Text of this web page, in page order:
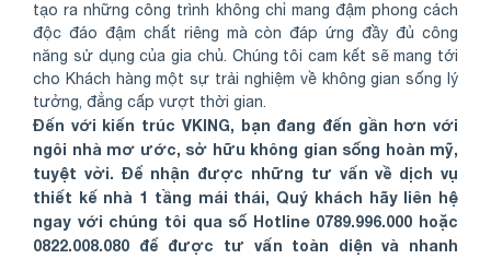
tạo ra những công trình không chỉ mang đậm phong cách
độc đáo đậm chất riêng mà còn đáp ứng đầy đủ công
năng sử dụng của gia chủ. Chúng tôi cam kết sẽ mang tới
cho Khách hàng một sự trải nghiệm về không gian sống lý
tưởng, đẳng cấp vượt thời gian.
Đến với kiến trúc VKING, bạn đang đến gần hơn với
ngôi nhà mơ ước, sở hữu không gian sống hoàn mỹ,
tuyệt vời. Để nhận được những tư vấn về dịch vụ
thiết kế nhà 1 tầng mái thái, Quý khách hãy liên hệ
ngay với chúng tôi qua số Hotline 0789.996.000 hoặc
0822.008.080 để được tư vấn toàn diện và nhanh